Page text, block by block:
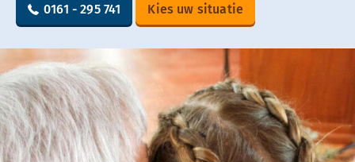
0161 - 295 741 Kies uw situatie